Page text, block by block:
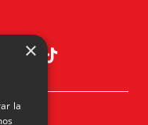
1, 4º
×
la